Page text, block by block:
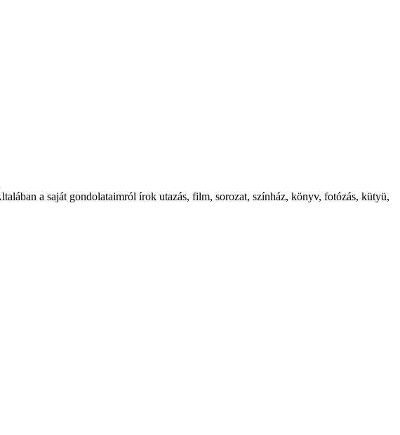
a saját gondolataimról írok utazás, film, sorozat, színház, könyv, fotózás, kütyü,